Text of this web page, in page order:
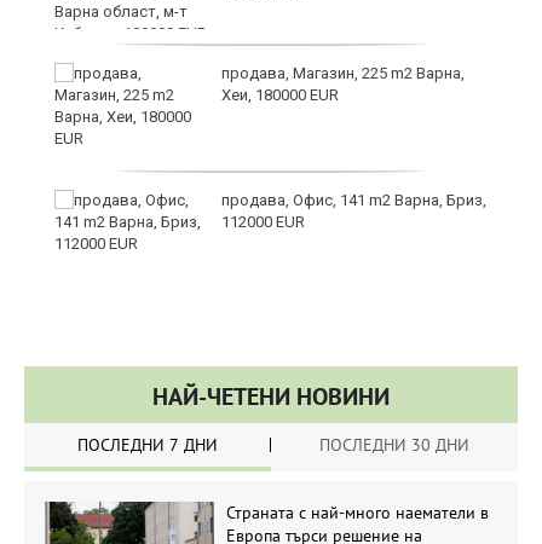
продава, Магазин, 225 m2 Варна,
Хеи, 180000 EUR
продава, Офис, 141 m2 Варна, Бриз,
112000 EUR
НАЙ-ЧЕТЕНИ НОВИНИ
ПОСЛЕДНИ 7 ДНИ ПОСЛЕДНИ 30 ДНИ
Страната с най-много наематели в
Европа търси решение на